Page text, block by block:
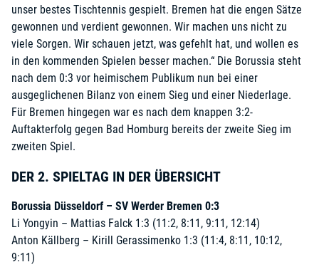
unser bestes Tischtennis gespielt. Bremen hat die engen Sätze
gewonnen und verdient gewonnen. Wir machen uns nicht zu
viele Sorgen. Wir schauen jetzt, was gefehlt hat, und wollen es
in den kommenden Spielen besser machen.“ Die Borussia steht
nach dem 0:3 vor heimischem Publikum nun bei einer
ausgeglichenen Bilanz von einem Sieg und einer Niederlage.
Für Bremen hingegen war es nach dem knappen 3:2-
Auftakterfolg gegen Bad Homburg bereits der zweite Sieg im
zweiten Spiel.
DER 2. SPIELTAG IN DER ÜBERSICHT
Borussia Düsseldorf – SV Werder Bremen 0:3
Li Yongyin – Mattias Falck 1:3 (11:2, 8:11, 9:11, 12:14)
Anton Källberg – Kirill Gerassimenko 1:3 (11:4, 8:11, 10:12,
9:11)